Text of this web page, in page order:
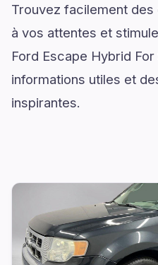
Trouvez facilement
à vos attentes et
Ford Escape Hybrid
informations utiles et
inspirantes.